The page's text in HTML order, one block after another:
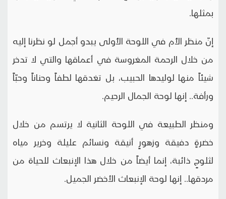
بمثلها.
إنّ منظر الأُم في اللوحة الأُولى يبدو أجمل لو نظرنا إليه
من خلال الرحمة المغروسة في أعماقها والتي لا تدخر
شيئاً منها لوليدها الحبيب، بل تغدقها لطفاً وحناناً وحبّاً
ورأفة.. إنها لوحة الجمال الرحيم.
ومنظر الطبيعة في اللوحة الثانية لا يرتسم من خلال
خضرةٍ دفيقة وزهورٍ أنيقة ونسائم عليلة وخرير مياه
لثلوجٍ ذائبة، إنما أيضاً من خلال هذا الإنبعاث للحياة من
مردقها.. إنها لوحة الإنبعاث الأخضر الجميل.